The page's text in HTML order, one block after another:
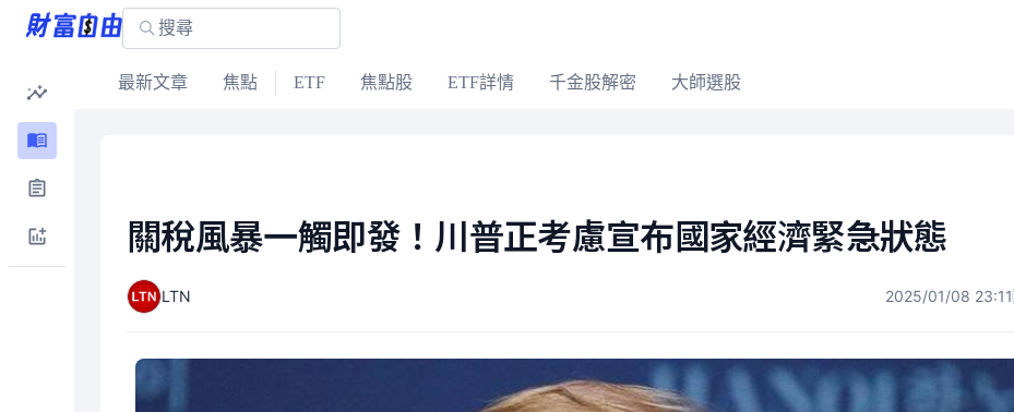
最新文章 焦點 ETF 焦點股 ETF詳情 千金股解密 大師選股
關稅風暴一觸即發！川普正考慮宣布國家經濟緊急狀態
LTN 2025/01/08 23:11